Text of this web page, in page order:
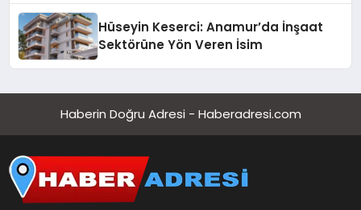
Hüseyin Keserci: Anamur’da İnşaat
Sektörüne Yön Veren İsim
Haberin Doğru Adresi - Haberadresi.com